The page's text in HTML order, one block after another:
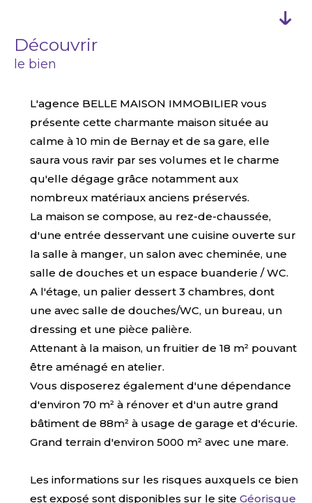
découvrir
le bien
L'agence BELLE MAISON IMMOBILIER vous
présente cette charmante maison située au
calme à 10 min de Bernay et de sa gare, elle
saura vous ravir par ses volumes et le charme
qu'elle dégage grâce notamment aux
nombreux matériaux anciens préservés.
La maison se compose, au rez-de-chaussée,
d'une entrée desservant une cuisine ouverte sur
la salle à manger, un salon avec cheminée, une
salle de douches et un espace buanderie / WC.
A l'étage, un palier dessert 3 chambres, dont
une avec salle de douches/WC, un bureau, un
dressing et une pièce palière.
Attenant à la maison, un fruitier de 18 m² pouvant
être aménagé en atelier.
Vous disposerez également d'une dépendance
d'environ 70 m² à rénover et d'un autre grand
bâtiment de 88m² à usage de garage et d'écurie.
Grand terrain d'environ 5000 m² avec une mare.
Les informations sur les risques auxquels ce bien
est exposé sont disponibles sur le site Géorisque